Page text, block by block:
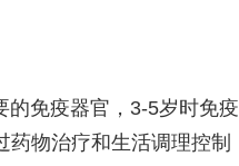
的免疫器官，3-5岁时免疫
物治疗和生活调理控制